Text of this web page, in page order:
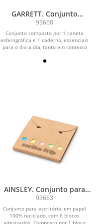
GARRETT. Conjunto
composto por 1 caneta
esferográfica e 1 caderno,
em PU e aço inox
93668
Conjunto composto por 1 caneta
esferográfica e 1 caderno, essenciais
para o dia a dia, tanto em contexto
AINSLEY. Conjunto para
escritório, em papel 100%
reciclado, com 6 blocos
adesivados
93663
Conjunto para escritório, em papel
100% reciclado, com 6 blocos
adesivados. Composto por 1 bloco